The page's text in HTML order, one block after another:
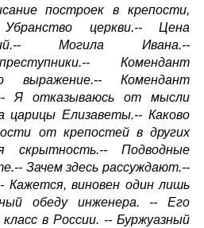
построек в крепости,
церкви.-- Цена
Могила Ивана.--
Комендант
Комендант
Я отказываюсь от мысли
царицы Елизаветы.-- Каково
от крепостей в других
скрытность.-- Подводные
Зачем здесь рассуждают.--
Кажется, виновен один лишь
обеду инженера. -- Его
в России. -- Буржуазный